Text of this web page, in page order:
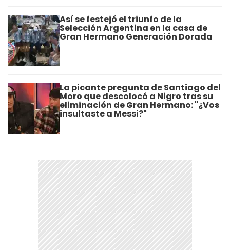
Así se festejó el triunfo de la
Selección Argentina en la casa de
Gran Hermano Generación Dorada
La picante pregunta de Santiago del
Moro que descolocó a Nigro tras su
eliminación de Gran Hermano: "¿Vos
insultaste a Messi?"